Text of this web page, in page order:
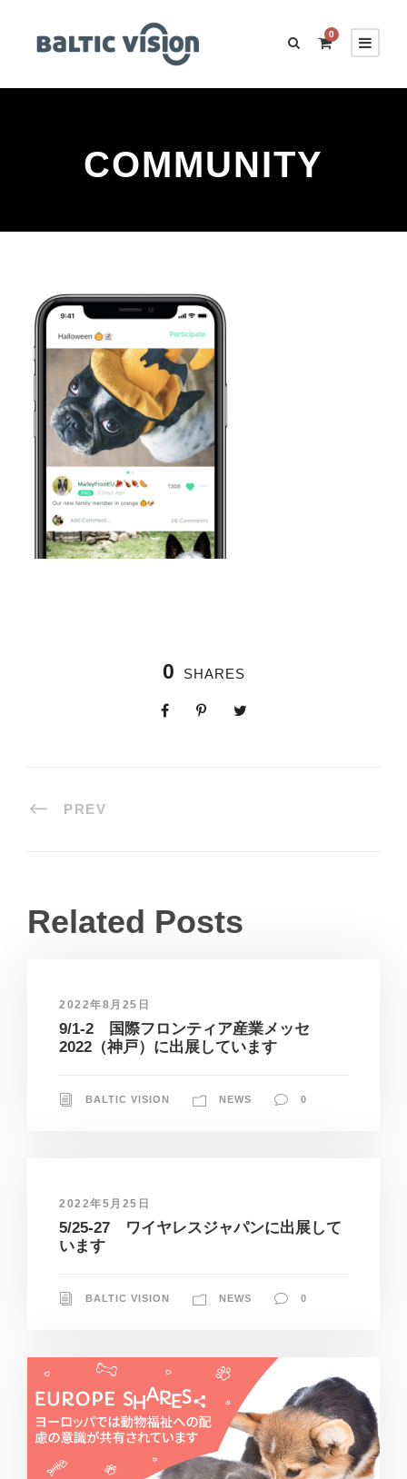
0
COMMUNITY
0 SHARES
PREV
Related Posts
2022年8月25日
9/1-2 国際フロンティア産業メッセ
2022（神戸）に出展しています
BALTIC VISION NEWS 0
2022年5月25日
5/25-27 ワイヤレスジャパンに出展して
います
BALTIC VISION NEWS 0